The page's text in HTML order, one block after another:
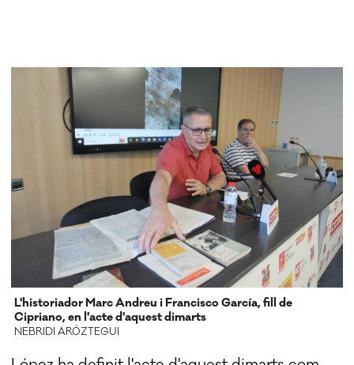
L'historiador Marc Andreu i Francisco García, fill de
Cipriano, en l'acte d'aquest dimarts
NEBRIDI ARÓZTEGUI